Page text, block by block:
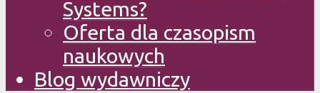
Systems?
Oferta dla czasopism
naukowych
Blog wydawniczy